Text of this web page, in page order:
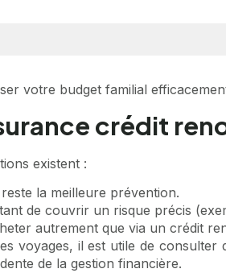
votre budget familial
crédit
existent :
la meilleure prévention.
de couvrir un risque précis
autrement que via un crédit
voyages, il est utile de consulter
de la gestion financière.